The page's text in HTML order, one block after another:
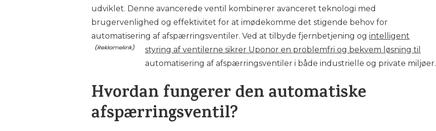
udviklet. Denne avancerede ventil kombinerer avanceret teknologi med
brugervenlighed og effektivitet for at imødekomme det stigende behov for
automatisering af afspærringsventiler. Ved at tilbyde fjernbetjening og intelligent
styring af ventilerne sikrer Uponor en problemfri og bekvem løsning til
automatisering af afspærringsventiler i både industrielle og private miljøer.
Hvordan fungerer den automatiske
afspærringsventil?